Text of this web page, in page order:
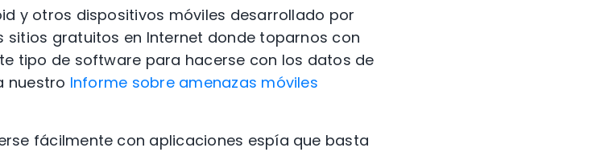
y otros dispositivos móviles desarrollado por
sitios gratuitos en Internet donde toparnos con
tipo de software para hacerse con los datos de
nuestro Informe sobre amenazas móviles
fácilmente con aplicaciones espía que basta